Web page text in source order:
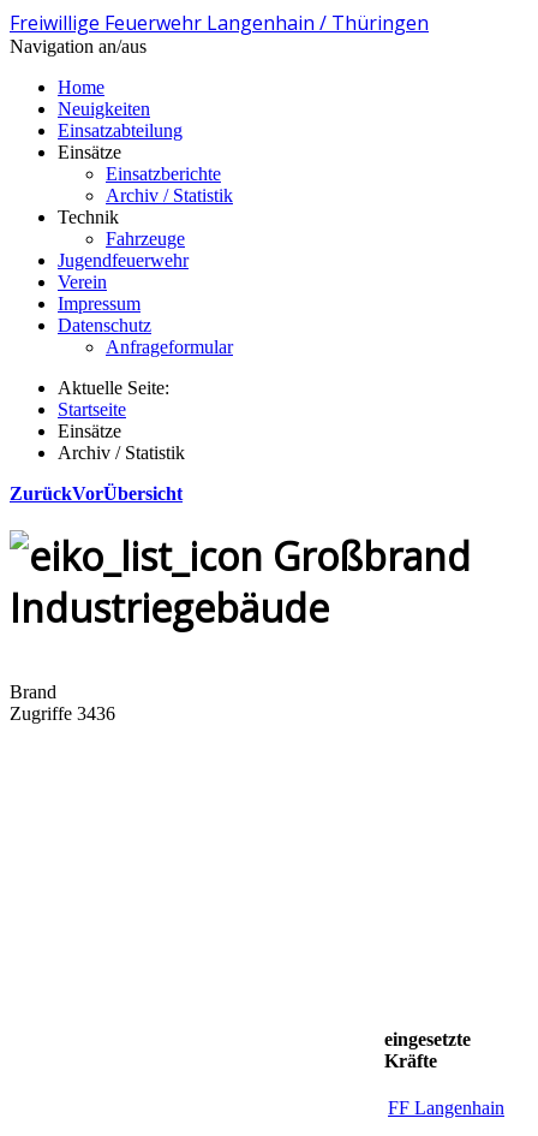
Freiwillige Feuerwehr Langenhain / Thüringen
Navigation an/aus
Home
Neuigkeiten
Einsatzabteilung
Einsätze
Einsatzberichte
Archiv / Statistik
Technik
Fahrzeuge
Jugendfeuerwehr
Verein
Impressum
Datenschutz
Anfrageformular
Aktuelle Seite:
Startseite
Einsätze
Archiv / Statistik
ZurückVorÜbersicht
Großbrand
Industriegebäude
Brand
Zugriffe 3436
eingesetzte
Kräfte
FF Langenhain